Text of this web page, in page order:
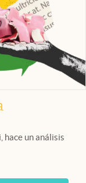
hace un análisis